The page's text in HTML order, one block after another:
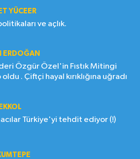
YÜCEER
ve açlık.
ERDOĞAN
Özgür Özel'in Fıstık Mitingi
. Çiftçi hayal kırıklığına uğradı
Türkiye'yi tehdit ediyor (!)